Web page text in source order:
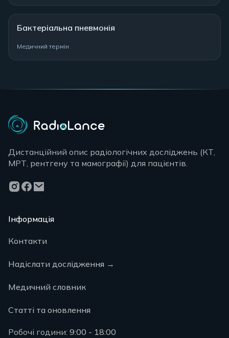
Бактеріальна пневмонія
Медичний термін
Дистанційний опис радіологічних досліджень (КТ,
МРТ, рентгену та мамографії) для пацієнтів.
Інформація
Контакти
Надіслати дослідження →
Медичний словник
Статті та оновлення
Робочі години: 9:00 - 18:00